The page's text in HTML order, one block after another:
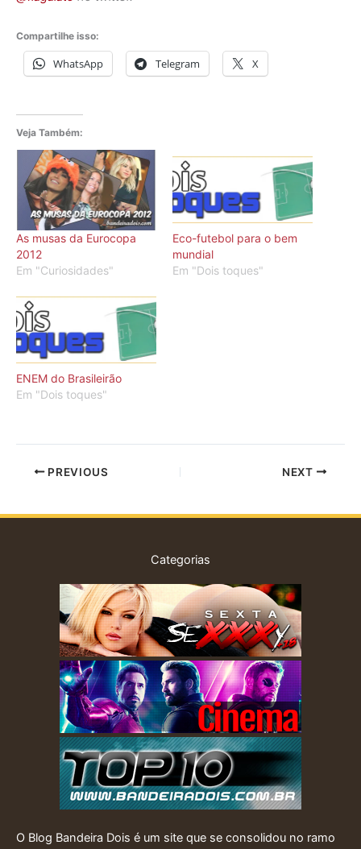
Compartilhe isso:
WhatsApp Telegram X
Veja Também:
As musas da Eurocopa
2012
Em "Curiosidades"
Eco-futebol para o bem
mundial
Em "Dois toques"
ENEM do Brasileirão
Em "Dois toques"
PREVIOUS NEXT
Categorias
O Blog Bandeira Dois é um site que se consolidou no ramo